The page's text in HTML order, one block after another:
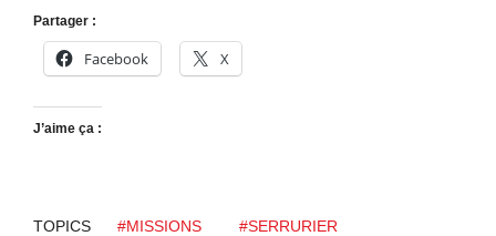
Partager :
Facebook X
J’aime ça :
TOPICS #MISSIONS
#SERRURIER